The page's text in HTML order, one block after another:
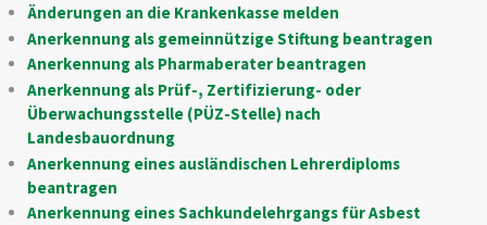
Änderungen an die Krankenkasse melden
Anerkennung als gemeinnützige Stiftung beantragen
Anerkennung als Pharmaberater beantragen
Anerkennung als Prüf-, Zertifizierung- oder
Überwachungsstelle (PÜZ-Stelle) nach
Landesbauordnung
Anerkennung eines ausländischen Lehrerdiploms
beantragen
Anerkennung eines Sachkundelehrgangs für Asbest